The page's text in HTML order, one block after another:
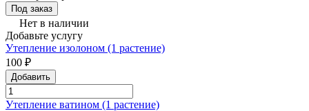
Под заказ
Нет в наличии
Добавьте услугу
Утепление изолоном (1 растение)
100 ₽
Добавить
Утепление ватином (1 растение)